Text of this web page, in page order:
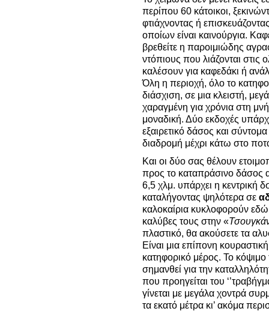
περίπου 60 κάτοικοι,
φτιάχνοντας ή
οποίων είναι καινούργια.
βρεθείτε η παροιμιώδης
ντόπιους που λιάζονται
καλέσουν για καφεδάκι ή
Όλη η περιοχή, όλο το
διάσχιση, σε μια κλειστή,
χαραγμένη για χρόνια στη
μοναδική. Δύο εκδοχές
εξαιρετικό δάσος και
διαδρομή μέχρι κάτω στο
Και οι δύο σας θέλουν
προς το καταπράσινο δάσος
6,5 χλμ. υπάρχει η κεντρική
καταλήγοντας ψηλότερα σε
καλοκαίρια κυκλοφορούν εδώ
καλύβες τους στην «
πλαστικό, θα ακούσετε τα
Είναι μια επίπονη
κατηφορικό μέρος. Το
σημανθεί για την
που προηγείται του
γίνεται με μεγάλα χοντρά
τα εκατό μέτρα κι’ ακόμα